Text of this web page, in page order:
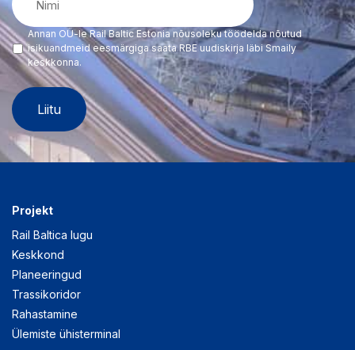
(Required)
Annan OÜ-le Rail Baltic Estonia nõusoleku töödelda nõutud
isikuandmeid eesmärgiga saata RBE uudiskirja läbi Smaily
keskkonna.
Projekt
Rail Baltica lugu
Keskkond
Planeeringud
Trassikoridor
Rahastamine
Ülemiste ühisterminal